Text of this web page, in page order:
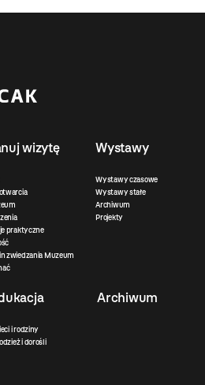
wizytę
praktyczne
zwiedzania Muzeum
Wystawy
Wystawy czasowe
Wystawy stałe
Archiwum
Projekty
i rodziny
i dorośli
Archiwum